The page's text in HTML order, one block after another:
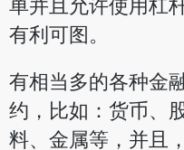
有利可图。
有相当多的各种金
约，比如：货币、
料、金属等，并且